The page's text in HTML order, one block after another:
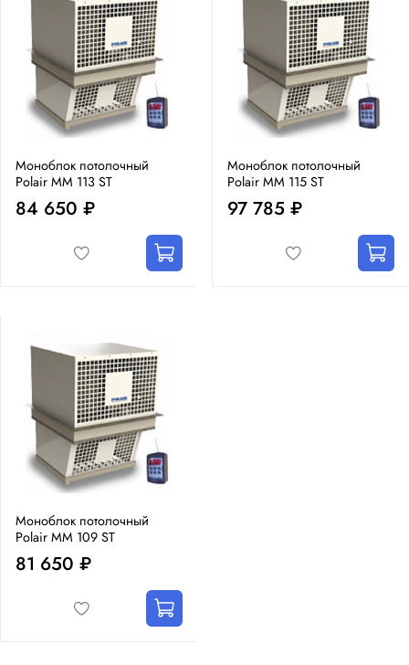
Моноблок потолочный
Polair MM 113 ST
84 650 ₽
Моноблок потолочный
Polair MM 115 ST
97 785 ₽
Моноблок потолочный
Polair MM 109 ST
81 650 ₽